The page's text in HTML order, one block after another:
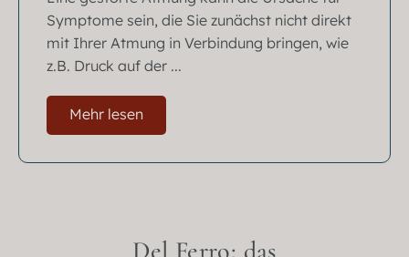
Symptome sein, die Sie zunächst nicht direkt
mit Ihrer Atmung in Verbindung bringen, wie
z.B. Druck auf der ...
Mehr lesen
Del Ferro: das